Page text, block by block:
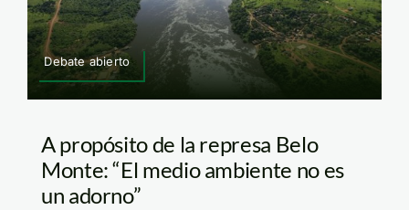
Debate abierto
A propósito de la represa Belo
Monte: “El medio ambiente no es
un adorno”